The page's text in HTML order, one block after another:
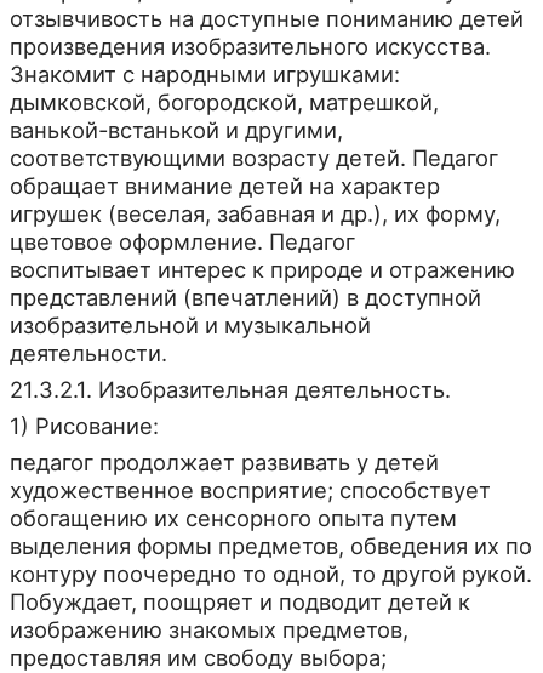
отзывчивость на доступные пониманию детей
произведения изобразительного искусства.
Знакомит с народными игрушками:
дымковской, богородской, матрешкой,
ванькой-встанькой и другими,
соответствующими возрасту детей. Педагог
обращает внимание детей на характер
игрушек (веселая, забавная и др.), их форму,
цветовое оформление. Педагог
воспитывает интерес к природе и отражению
представлений (впечатлений) в доступной
изобразительной и музыкальной
деятельности.
21.3.2.1. Изобразительная деятельность.
1) Рисование:
педагог продолжает развивать у детей
художественное восприятие; способствует
обогащению их сенсорного опыта путем
выделения формы предметов, обведения их по
контуру поочередно то одной, то другой рукой.
Побуждает, поощряет и подводит детей к
изображению знакомых предметов,
предоставляя им свободу выбора;